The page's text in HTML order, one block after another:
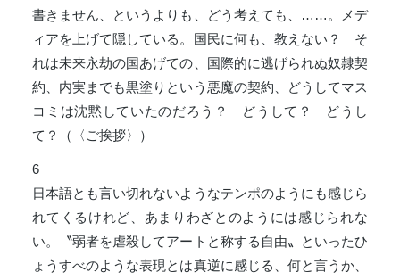
書きません、というよりも、どう考えても、……。メデ
ィアを上げて隠している。国民に何も、教えない？ そ
れは未来永劫の国あげての、国際的に逃げられぬ奴隷契
約、内実までも黒塗りという悪魔の契約、どうしてマス
コミは沈黙していたのだろう？ どうして？ どうし
て？（〈ご挨拶〉）
6
日本語とも言い切れないようなテンポのようにも感じら
れてくるけれど、あまりわざとのようには感じられな
い。〝弱者を虐殺してアートと称する自由〟といったひ
ょうすべのような表現とは真逆に感じる、何と言うか、